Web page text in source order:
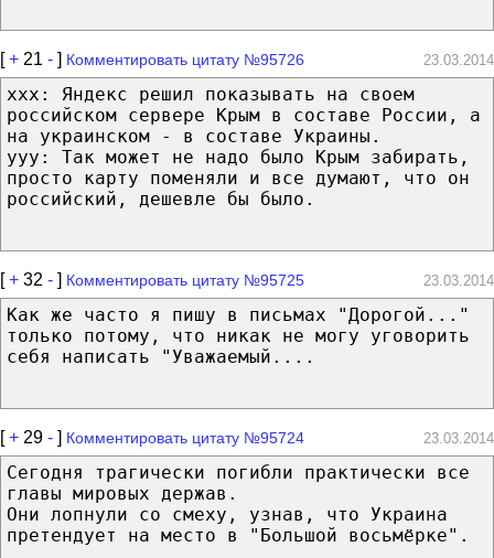
[+ 21 - ] Комментировать цитату №95726 23.03.2014
xxx: Яндекс решил показывать на своем
российском сервере Крым в составе России, а
на украинском - в составе Украины.
yyy: Так может не надо было Крым забирать,
просто карту поменяли и все думают, что он
российский, дешевле бы было.
[+ 32 - ] Комментировать цитату №95725 23.03.2014
Как же часто я пишу в письмах "Дорогой..."
только потому, что никак не могу уговорить
себя написать "Уважаемый....
[+ 29 - ] Комментировать цитату №95724 23.03.2014
Сегодня трагически погибли практически все
главы мировых держав.
Они лопнули со смеху, узнав, что Украина
претендует на место в "Большой восьмёрке".